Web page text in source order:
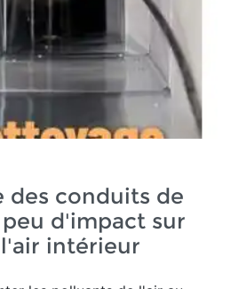
des conduits de
d'impact sur
intérieur